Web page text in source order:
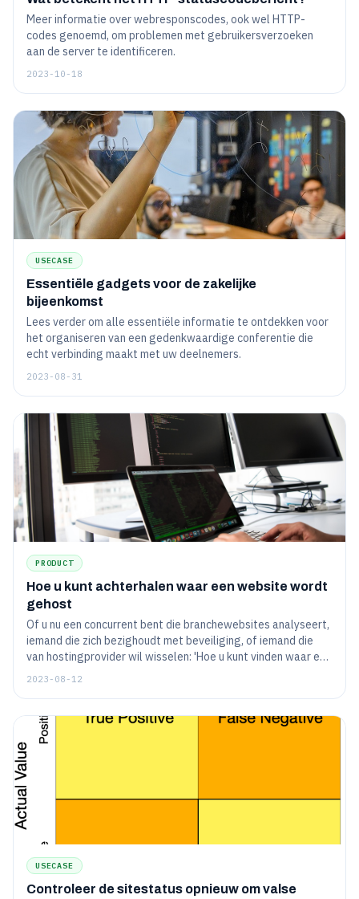
Meer informatie over webresponscodes, ook wel HTTP-
codes genoemd, om problemen met gebruikersverzoeken
aan de server te identificeren.
2023-10-18
USECASE
Essentiële gadgets voor de zakelijke
bijeenkomst
Lees verder om alle essentiële informatie te ontdekken voor
het organiseren van een gedenkwaardige conferentie die
echt verbinding maakt met uw deelnemers.
2023-08-31
PRODUCT
Hoe u kunt achterhalen waar een website wordt
gehost
Of u nu een concurrent bent die branchewebsites analyseert,
iemand die zich bezighoudt met beveiliging, of iemand die
van hostingprovider wil wisselen: 'Hoe u kunt vinden waar een
website wordt gehost' is het artikel voor u.
2023-08-12
USECASE
Controleer de sitestatus opnieuw om valse